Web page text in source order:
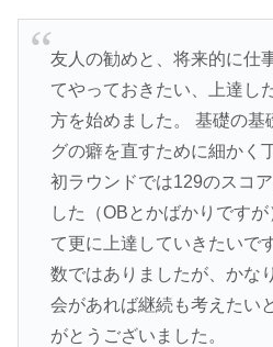
友人の勧めと、将来的に仕
てやっておきたい、上達し
方を始めました。 基礎の基
グの癖を直すために細かく
初ラウンドでは129のスコ
した（OBとかばかりです
て更に上達していきたいで
数ではありましたが、かな
会があれば継続も考えたい
がとうございました。